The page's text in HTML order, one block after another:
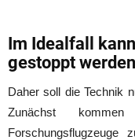
Im Idealfall
gestoppt werden
Daher soll die Technik
Zunächst